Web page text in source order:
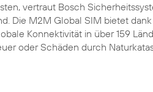
vertraut Bosch
Die M2M Global SIM bietet
Konnektivität in über 159
oder Schäden durch